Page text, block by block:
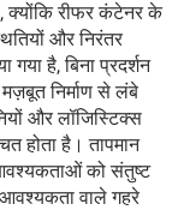
क्योंकि रीफर कंटेनर के
और निरंतर
है, बिना प्रदर्शन
निर्माण से लंबे
और लॉजिस्टिक्स
होता है। तापमान
को संतुष्ट
वाले गहरे